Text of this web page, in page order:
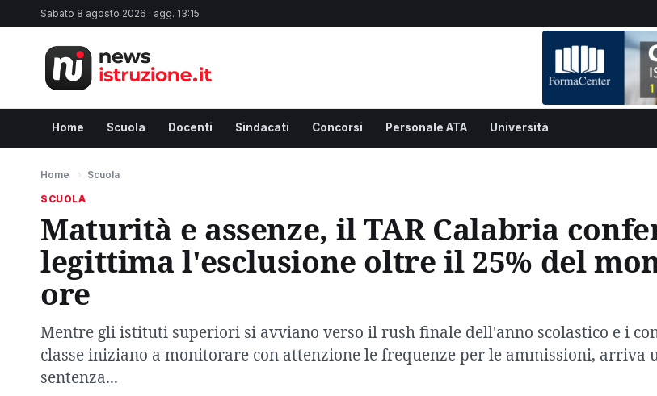
Sabato 8 agosto 2026 · agg. 13:15
Home Scuola Docenti Sindacati Concorsi Personale ATA Università
Home › Scuola
SCUOLA
Maturità e assenze, il TAR Calabria
legittima l'esclusione oltre il 25% del
ore
Mentre gli istituti superiori si avviano verso il rush finale dell'anno scolastico e i
classe iniziano a monitorare con attenzione le frequenze per le ammissioni, arriva
sentenza...